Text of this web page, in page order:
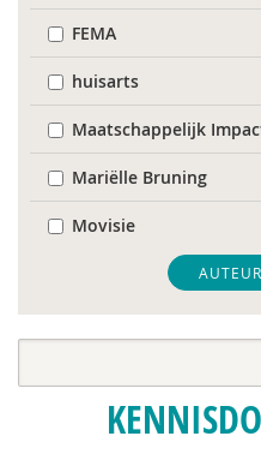
FEMA
huisarts
Maatschappelijk
Mariëlle Bruning
Movisie
Raad voor
United Nations Office